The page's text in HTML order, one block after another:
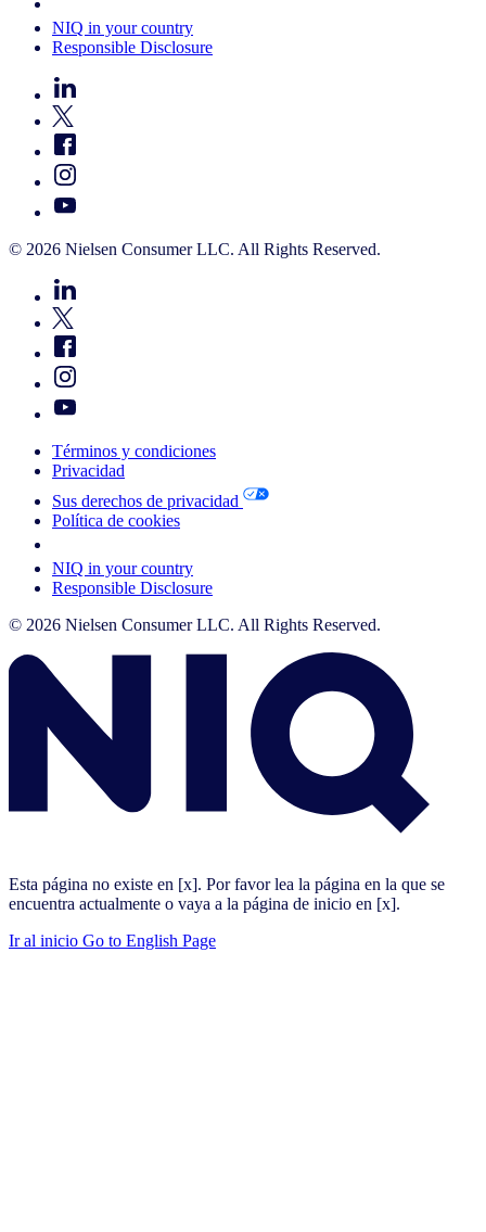
NIQ in your country
Responsible Disclosure
© 2026 Nielsen Consumer LLC. All Rights Reserved.
Términos y condiciones
Privacidad
Sus derechos de privacidad
Política de cookies
NIQ in your country
Responsible Disclosure
© 2026 Nielsen Consumer LLC. All Rights Reserved.
Esta página no existe en [x]. Por favor lea la página en la que se
encuentra actualmente o vaya a la página de inicio en [x].
Ir al inicio Go to English Page